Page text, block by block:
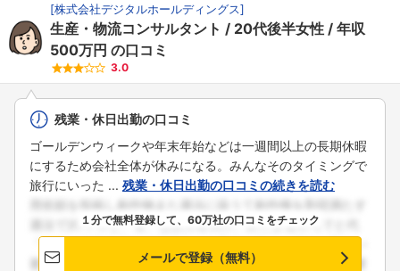
[株式会社デジタルホールディングス]
生産・物流コンサルタント 20代後半女性
年収
500万円 の口コミ
3.0
残業・休日出勤の口コミ
ゴールデンウィークや年末年始などは一週間以上の長期休暇
にするため会社全体が休みになる。みんなそのタイミングで
旅行にいった ... 残業・休日出勤の口コミの続きを読む
１分で無料登録して、60万社の口コミをチェック
メールで登録（無料）